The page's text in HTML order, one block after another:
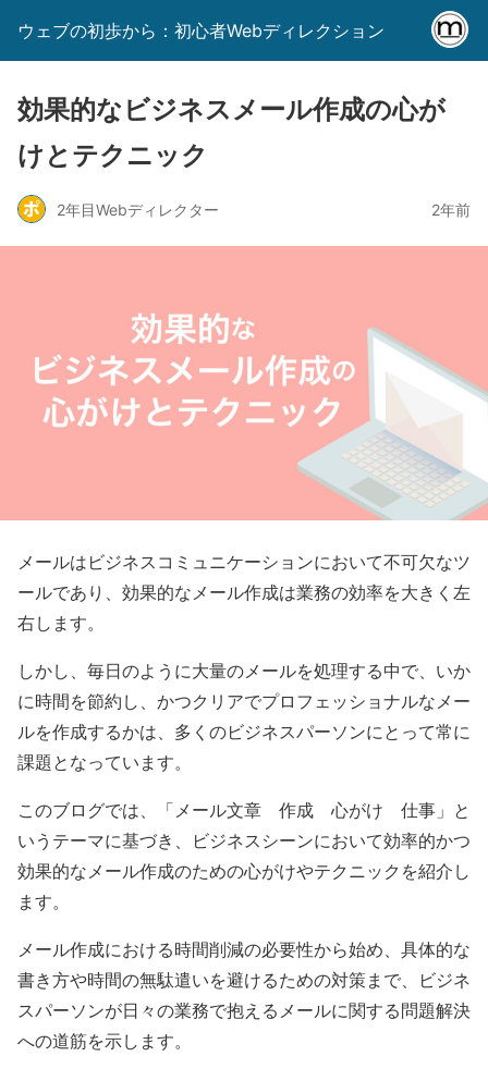
ウェブの初歩から：初心者Webディレクション
効果的なビジネスメール作成の心が
けとテクニック
2年目Webディレクター 2年前
メールはビジネスコミュニケーションにおいて不可欠なツ
ールであり、効果的なメール作成は業務の効率を大きく左
右します。
しかし、毎日のように大量のメールを処理する中で、いか
に時間を節約し、かつクリアでプロフェッショナルなメー
ルを作成するかは、多くのビジネスパーソンにとって常に
課題となっています。
このブログでは、「メール文章 作成 心がけ 仕事」と
いうテーマに基づき、ビジネスシーンにおいて効率的かつ
効果的なメール作成のための心がけやテクニックを紹介し
ます。
メール作成における時間削減の必要性から始め、具体的な
書き方や時間の無駄遣いを避けるための対策まで、ビジネ
スパーソンが日々の業務で抱えるメールに関する問題解決
への道筋を示します。